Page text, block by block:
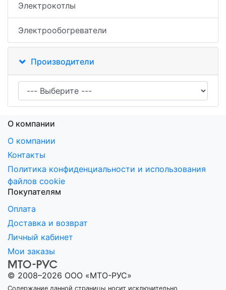
Электрокотлы
Электрообогреватели
Производители
О компании
О компании
Контакты
Политика конфиденциальности и использования
файлов cookie
Покупателям
Оплата
Доставка и возврат
Личный кабинет
Мои заказы
© 2008–2026 ООО «МТО-РУС»
Содержание данной страницы носит исключительно